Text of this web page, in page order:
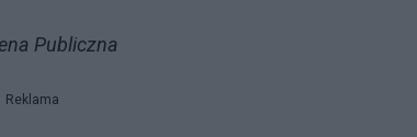
Publiczna
Reklama